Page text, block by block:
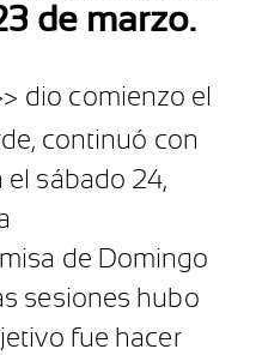
de marzo.
dio comienzo el
continuó con
sábado 24,
de Domingo
sesiones hubo
fue hacer